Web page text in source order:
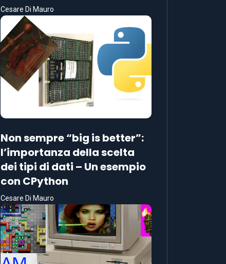
Cesare Di Mauro
Non sempre “big is better”:
l’importanza della scelta
dei tipi di dati – Un esempio
con CPython
Cesare Di Mauro